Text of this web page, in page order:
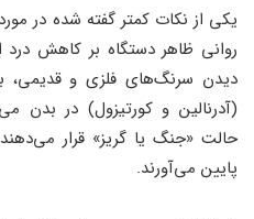
یکی از نکات کمتر گفته شده در
روانی ظاهر دستگاه بر کاهش
دیدن سرنگ‌های فلزی و
(آدرنالین و کورتیزول) در بدن
حالت «جنگ یا گریز» قرار
پایین می‌آورند.